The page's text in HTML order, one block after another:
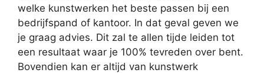
welke kunstwerken het beste passen bij een
bedrijfspand of kantoor. In dat geval geven we
je graag advies. Dit zal te allen tijde leiden tot
een resultaat waar je 100% tevreden over bent.
Bovendien kan er altijd van kunstwerk